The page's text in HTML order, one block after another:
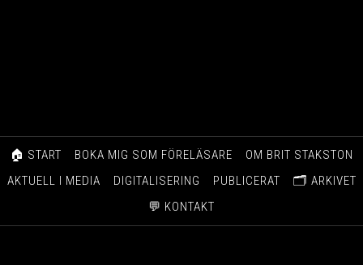
🏠 START BOKA MIG SOM FÖRELÄSARE
OM BRIT STAKSTON
AKTUELL I MEDIA
DIGITALISERING PUBLICERAT
🗂️ ARKIVET
💬 KONTAKT